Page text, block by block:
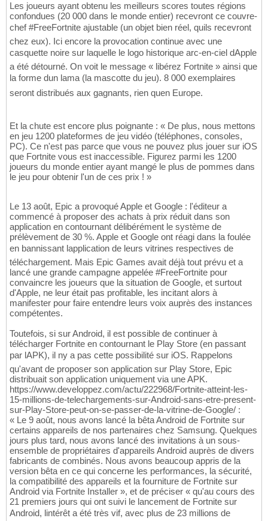
Les joueurs ayant obtenu les meilleurs scores toutes régions
confondues (20 000 dans le monde entier) recevront ce couvre-
chef #FreeFortnite ajustable (un objet bien réel, quils recevront
chez eux). Ici encore la provocation continue avec une
casquette noire sur laquelle le logo historique arc-en-ciel dApple
a été détourné. On voit le message « libérez Fortnite » ainsi que
la forme dun lama (la mascotte du jeu). 8 000 exemplaires
seront distribués aux gagnants, rien quen Europe.
Et la chute est encore plus poignante : « De plus, nous mettons
en jeu 1200 plateformes de jeu vidéo (téléphones, consoles,
PC). Ce n'est pas parce que vous ne pouvez plus jouer sur iOS
que Fortnite vous est inaccessible. Figurez parmi les 1200
joueurs du monde entier ayant mangé le plus de pommes dans
le jeu pour obtenir l'un de ces prix ! »
Le 13 août, Epic a provoqué Apple et Google : l'éditeur a
commencé à proposer des achats à prix réduit dans son
application en contournant délibérément le système de
prélèvement de 30 %. Apple et Google ont réagi dans la foulée
en bannissant lapplication de leurs vitrines respectives de
téléchargement. Mais Epic Games avait déjà tout prévu et a
lancé une grande campagne appelée #FreeFortnite pour
convaincre les joueurs que la situation de Google, et surtout
d'Apple, ne leur était pas profitable, les incitant alors à
manifester pour faire entendre leurs voix auprès des instances
compétentes.
Toutefois, si sur Android, il est possible de continuer à
télécharger Fortnite en contournant le Play Store (en passant
par lAPK), il ny a pas cette possibilité sur iOS. Rappelons
qu'avant de proposer son application sur Play Store, Epic
distribuait son application uniquement via une APK.
https://www.developpez.com/actu/222968/Fortnite-atteint-les-
15-millions-de-telechargements-sur-Android-sans-etre-present-
sur-Play-Store-peut-on-se-passer-de-la-vitrine-de-Google/ :
« Le 9 août, nous avons lancé la bêta Android de Fortnite sur
certains appareils de nos partenaires chez Samsung. Quelques
jours plus tard, nous avons lancé des invitations à un sous-
ensemble de propriétaires d'appareils Android auprès de divers
fabricants de combinés. Nous avons beaucoup appris de la
version bêta en ce qui concerne les performances, la sécurité,
la compatibilité des appareils et la fourniture de Fortnite sur
Android via Fortnite Installer », et de préciser « qu'au cours des
21 premiers jours qui ont suivi le lancement de Fortnite sur
Android, lintérêt a été très vif, avec plus de 23 millions de